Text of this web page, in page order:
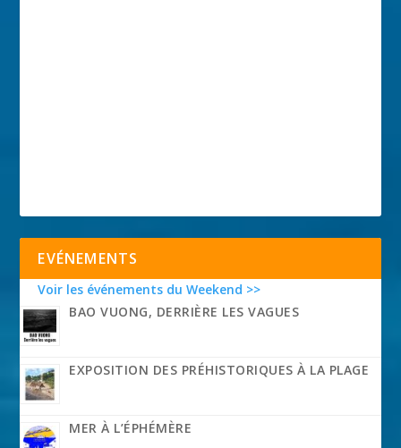
EVÉNEMENTS
Voir les événements du Weekend >>
BAO VUONG, DERRIÈRE LES VAGUES
EXPOSITION DES PRÉHISTORIQUES À LA PLAGE
MER À L’ÉPHÉMÈRE